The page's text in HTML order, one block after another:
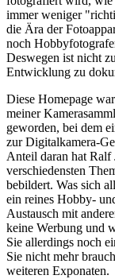
immer weniger
die Ära der
noch
Deswegen ist nicht
Entwicklung zu
Diese Homepage
meiner
geworden, bei dem
zur Digitalkamera-
Anteil daran hat Ralf
verschiedensten
bebildert. Was sich
ein reines Hobby-
Austausch mit
keine Werbung und
Sie allerdings noch
Sie nicht mehr
weiteren Exponaten.